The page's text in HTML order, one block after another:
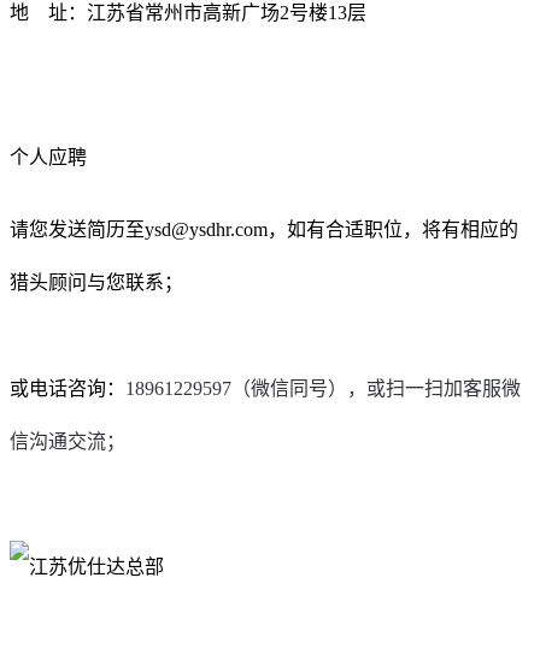
地 址：江苏省常州市高新广场2号楼13层
个人应聘
请您发送简历至ysd@ysdhr.com，如有合适职位，将有相应的
猎头顾问与您联系；
或电话咨询： 18961229597（微信同号），或扫一扫加客服微
信沟通交流；